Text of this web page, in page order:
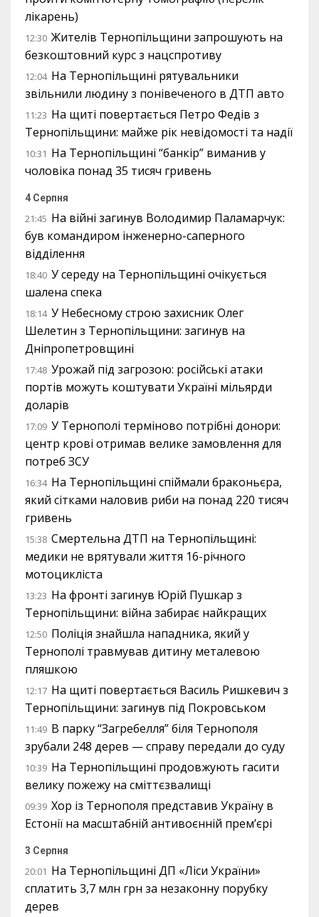
лікарень)
12:30 Жителів Тернопільщини запрошують на
безкоштовний курс з нацспротиву
12:04 На Тернопільщині рятувальники
звільнили людину з понівеченого в ДТП авто
11:23 На щиті повертається Петро Федів з
Тернопільщини: майже рік невідомості та надії
10:31 На Тернопільщині “банкір” виманив у
чоловіка понад 35 тисяч гривень
4 Серпня
21:45 На війні загинув Володимир Паламарчук:
був командиром інженерно-саперного
відділення
18:40 У середу на Тернопільщині очікується
шалена спека
18:14 У Небесному строю захисник Олег
Шелетин з Тернопільщини: загинув на
Дніпропетровщині
17:48 Урожай під загрозою: російські атаки
портів можуть коштувати Україні мільярди
доларів
17:09 У Тернополі терміново потрібні донори:
центр крові отримав велике замовлення для
потреб ЗСУ
16:34 На Тернопільщині спіймали браконьєра,
який сітками наловив риби на понад 220 тисяч
гривень
15:38 Смертельна ДТП на Тернопільщині:
медики не врятували життя 16-річного
мотоцикліста
13:23 На фронті загинув Юрій Пушкар з
Тернопільщини: війна забирає найкращих
12:50 Поліція знайшла нападника, який у
Тернополі травмував дитину металевою
пляшкою
12:17 На щиті повертається Василь Ришкевич з
Тернопільщини: загинув під Покровськом
11:49 В парку “Загребелля” біля Тернополя
зрубали 248 дерев — справу передали до суду
10:39 На Тернопільщині продовжують гасити
велику пожежу на сміттєзвалищі
09:39 Хор із Тернополя представив Україну в
Естонії на масштабній антивоєнній прем’єрі
3 Серпня
20:01 На Тернопільщині ДП «Ліси України»
сплатить 3,7 млн грн за незаконну порубку
дерев